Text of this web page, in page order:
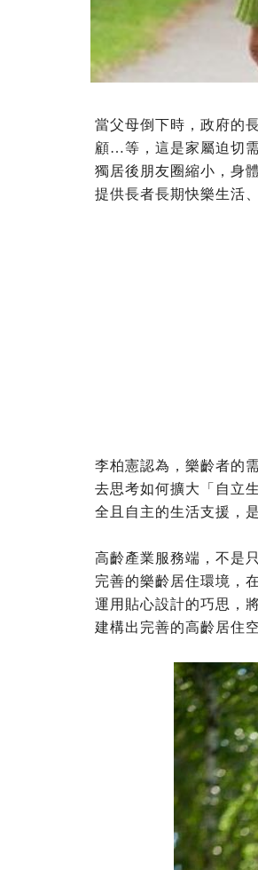
當父母倒下時，政府的
顧…等，這是家屬迫切
獨居後朋友圈縮小，身
提供長者長期快樂生活
李柏憲認為，樂齡者的
去思考如何擴大「自立
全且自主的生活支援，
高齡產業服務端，不是
完善的樂齡居住環境，
運用貼心設計的巧思，
建構出完善的高齡居住